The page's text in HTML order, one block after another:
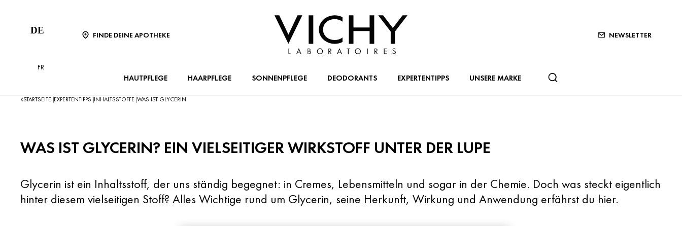
DE
FR
FINDE DEINE APOTHEKE NEWSLETTER
HAUTPFLEGE HAARPFLEGE SONNENPFLEGE DEODORANTS EXPERTENTIPPS UNSERE MARKE
STARTSEITE EXPERTENTIPPS INHALTSSTOFFE WAS IST GLYCERIN
WAS IST GLYCERIN? EIN VIELSEITIGER WIRKSTOFF UNTER DER LUPE
Glycerin ist ein Inhaltsstoff, der uns ständig begegnet: in Cremes, Lebensmitteln und sogar in der Chemie. Doch was steckt eigentlich
hinter diesem vielseitigen Stoff? Alles Wichtige rund um Glycerin, seine Herkunft, Wirkung und Anwendung erfährst du hier.